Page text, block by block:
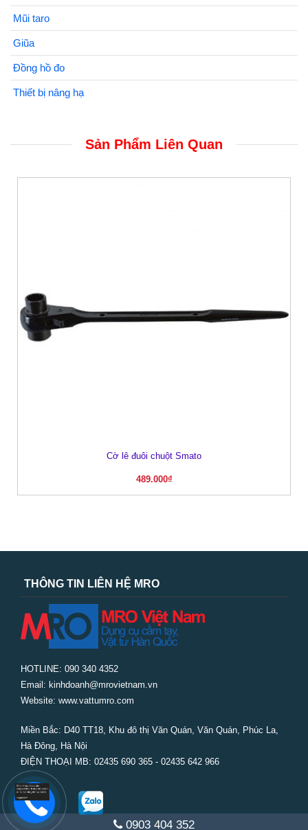
Mũi taro
Giũa
Đồng hồ đo
Thiết bị nâng hạ
Sản Phẩm Liên Quan
Cờ lê đuôi chuột Smato
489.000₫
THÔNG TIN LIÊN HỆ MRO
HOTLINE: 090 340 4352
Email: kinhdoanh@mrovietnam.vn
Website: www.vattumro.com
Miền Bắc: D40 TT18, Khu đô thị Văn Quán, Văn Quán, Phúc La,
Hà Đông, Hà Nội
ĐIỆN THOẠI MB: 02435 690 365 - 02435 642 966
0903 404 352